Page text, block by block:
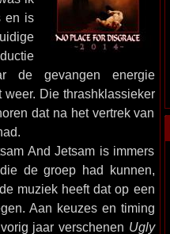
en is
de gevangen energie
Die thrashklassieker
dat na het vertrek van
And Jetsam is immers
de groep had kunnen,
muziek heeft dat op een
Aan keuzes en timing
jaar verschenen Ugly